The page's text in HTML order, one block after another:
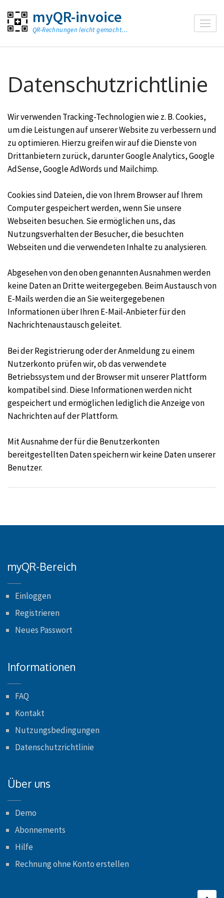
Inhalt
springen
(Enter
myQR-invoice
QR-Rechnungen leicht gemacht…
Datenschutzrichtlinie
Wir verwenden Tracking-Technologien wie z. B. Cookies,
um die Leistungen auf unserer Website zu verbessern und
zu optimieren. Hierzu greifen wir auf die Dienste von
Drittanbietern zurück, darunter Google Analytics, Google
AdSense, Google AdWords und Mailchimp.
Cookies sind Dateien, die von Ihrem Browser auf Ihrem
Computer gespeichert werden, wenn Sie unsere
Webseiten besuchen. Sie ermöglichen uns, das
Nutzungsverhalten der Besucher, die besuchten
Webseiten und die verwendeten Inhalte zu analysieren.
Abgesehen von den oben genannten Ausnahmen werden
keine Daten an Dritte weitergegeben. Beim Austausch von
E-Mails werden die an Sie weitergegebenen
Informationen über Ihren E-Mail-Anbieter für den
Nachrichtenaustausch geleitet.
Bei der Registrierung oder der Anmeldung zu einem
Nutzerkonto prüfen wir, ob das verwendete
Betriebssystem und der Browser mit unserer Plattform
kompatibel sind. Diese Informationen werden nicht
gespeichert und ermöglichen lediglich die Anzeige von
Nachrichten auf der Plattform.
Mit Ausnahme der für die Benutzerkonten
bereitgestellten Daten speichern wir keine Daten unserer
Benutzer.
myQR-Bereich
Einloggen
Registrieren
Neues Passwort
Informationen
FAQ
Kontakt
Nutzungsbedingungen
Datenschutzrichtlinie
Über uns
Demo
Abonnements
Hilfe
Rechnung ohne Konto erstellen